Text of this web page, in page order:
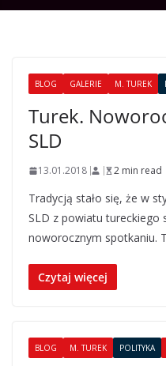
BLOG GALERIE M. TUREK
Turek.
SLD
13.01.2018 2 min read
Tradycją stało się, że w
SLD z powiatu tureckiego
noworocznym spotkaniu.
Czytaj więcej
BLOG M. TUREK POLITYKA